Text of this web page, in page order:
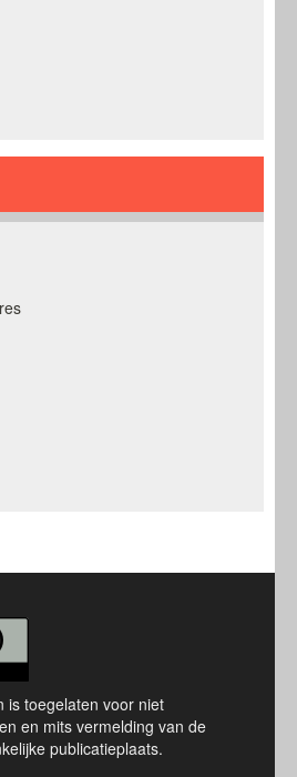
is toegelaten voor niet
en mits vermelding van de
publicatieplaats.